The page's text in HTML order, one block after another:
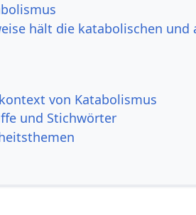
hält die katabolischen und
von Katabolismus
und Stichwörter